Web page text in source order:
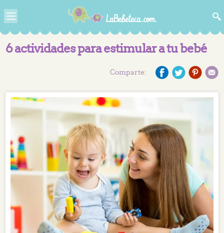
6 actividades para estimular a tu bebé
Comparte: